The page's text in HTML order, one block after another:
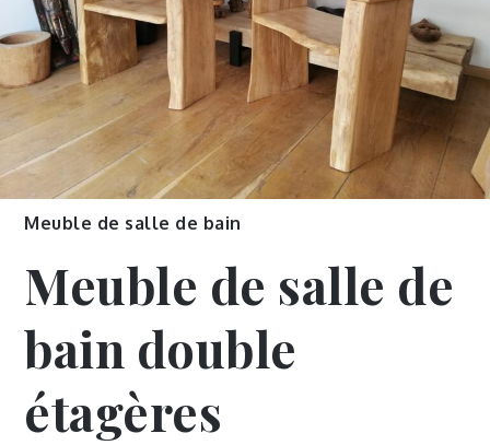
Meuble de salle de bain
Meuble de salle de
bain double
étagères